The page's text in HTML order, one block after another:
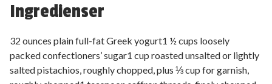
Ingredienser
32 ounces plain full-fat Greek yogurt1 ½ cups loosely
packed confectioners’ sugar1 cup roasted unsalted or lightly
salted pistachios, roughly chopped, plus ⅓ cup for garnish,